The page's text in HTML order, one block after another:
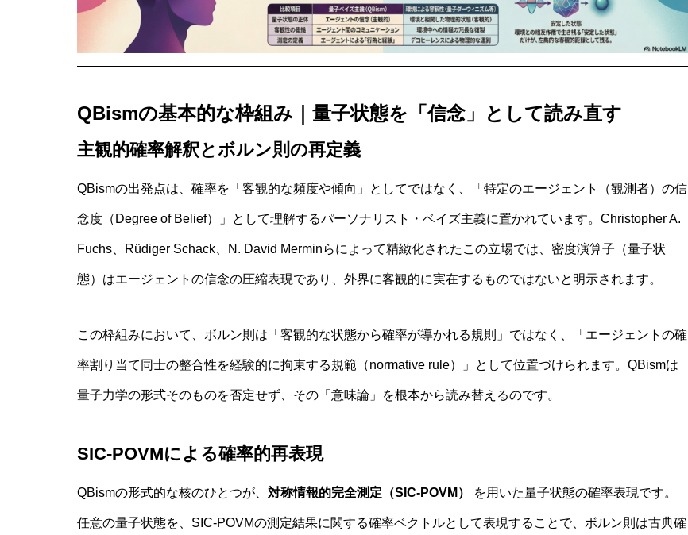
QBismの基本的な枠組み｜量子状態を「信念」として読み直す
主観的確率解釈とボルン則の再定義
QBismの出発点は、確率を「客観的な頻度や傾向」としてではなく、「特定のエージェント（観測者）の信
念度（Degree of Belief）」として理解するパーソナリスト・ベイズ主義に置かれています。Christopher A.
Fuchs、Rüdiger Schack、N. David Merminらによって精緻化されたこの立場では、密度演算子（量子状
態）はエージェントの信念の圧縮表現であり、外界に客観的に実在するものではないと明示されます。
この枠組みにおいて、ボルン則は「客観的な状態から確率が導かれる規則」ではなく、「エージェントの確
率割り当て同士の整合性を経験的に拘束する規範（normative rule）」として位置づけられます。QBismは
量子力学の形式そのものを否定せず、その「意味論」を根本から読み替えるのです。
SIC-POVMによる確率的再表現
QBismの形式的な核のひとつが、 対称情報的完全測定（SIC-POVM） を用いた量子状態の確率表現です。
任意の量子状態を、SIC-POVMの測定結果に関する確率ベクトルとして表現することで、ボルン則は古典確